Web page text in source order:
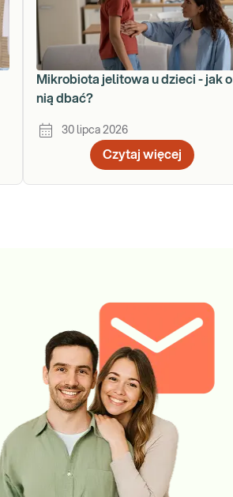
Mikrobiota jelitowa u dzieci - jak o
nią dbać?
30 lipca 2026
Czytaj więcej